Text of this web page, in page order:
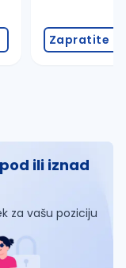
Zapratite
ili iznad
za vašu poziciju